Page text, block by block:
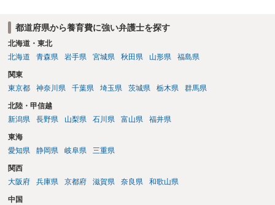
都道府県から養育費に強い弁護士を探す
北海道・東北
北海道
青森県 岩手県 宮城県 秋田県 山形県 福島県
関東
東京都
神奈川県 千葉県 埼玉県 茨城県 栃木県 群馬県
北陸・甲信越
新潟県
長野県 山梨県 石川県 富山県 福井県
東海
愛知県
静岡県 岐阜県 三重県
関西
大阪府
兵庫県 京都府 滋賀県 奈良県 和歌山県
中国